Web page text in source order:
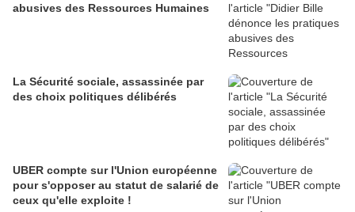
abusives des Ressources Humaines
La Sécurité sociale, assassinée par
des choix politiques délibérés
UBER compte sur l'Union européenne
pour s'opposer au statut de salarié de
ceux qu'elle exploite !